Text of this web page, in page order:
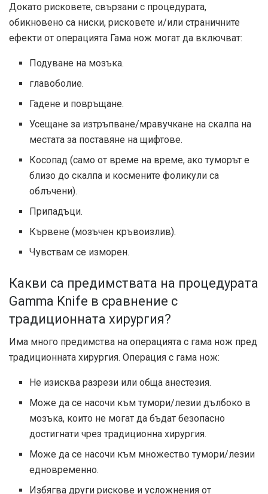
Докато рисковете, свързани с процедурата,
обикновено са ниски, рисковете и/или страничните
ефекти от операцията Гама нож могат да включват:
Подуване на мозъка.
главоболие.
Гадене и повръщане.
Усещане за изтръпване/мравучкане на скалпа на
местата за поставяне на щифтове.
Косопад (само от време на време, ако туморът е
близо до скалпа и космените фоликули са
облъчени).
Припадъци.
Кървене (мозъчен кръвоизлив).
Чувствам се изморен.
Какви са предимствата на процедурата
Gamma Knife в сравнение с
традиционната хирургия?
Има много предимства на операцията с гама нож пред
традиционната хирургия. Операция с гама нож:
Не изисква разрези или обща анестезия.
Може да се насочи към тумори/лезии дълбоко в
мозъка, които не могат да бъдат безопасно
достигнати чрез традиционна хирургия.
Може да се насочи към множество тумори/лезии
едновременно.
Избягва други рискове и усложнения от